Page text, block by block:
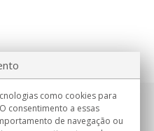
como cookies para
consentimento a essas
de navegação ou